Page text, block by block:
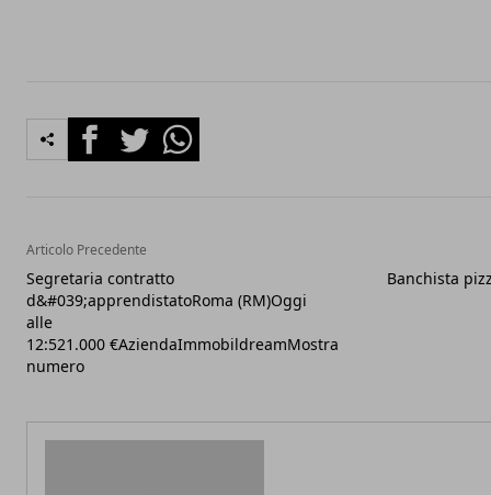
FacebookTwitterWhatsapp
Articolo Precedente
Segretaria contratto
d&#039;apprendistatoRoma (RM)Oggi
alle
12:521.000 €AziendaImmobildreamMostra
numero
Banchista